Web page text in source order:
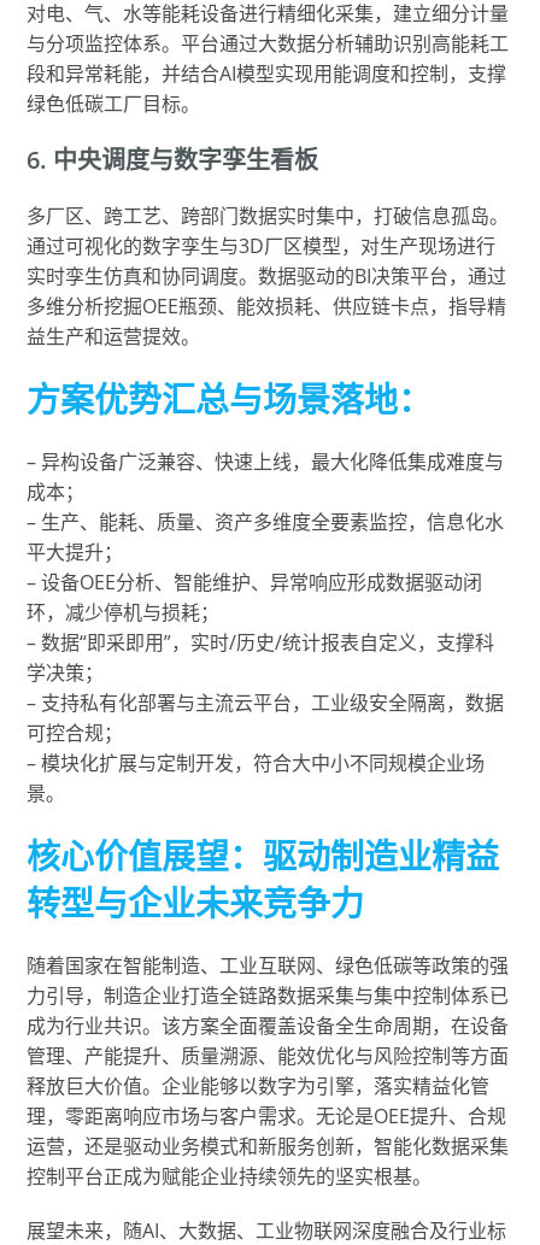
对电、气、水等能耗设备进行精细化采集，建立细分计量
与分项监控体系。平台通过大数据分析辅助识别高能耗工
段和异常耗能，并结合AI模型实现用能调度和控制，支撑
绿色低碳工厂目标。
6. 中央调度与数字孪生看板
多厂区、跨工艺、跨部门数据实时集中，打破信息孤岛。
通过可视化的数字孪生与3D厂区模型，对生产现场进行
实时孪生仿真和协同调度。数据驱动的BI决策平台，通过
多维分析挖掘OEE瓶颈、能效损耗、供应链卡点，指导精
益生产和运营提效。
方案优势汇总与场景落地：
– 异构设备广泛兼容、快速上线，最大化降低集成难度与
成本；
– 生产、能耗、质量、资产多维度全要素监控，信息化水
平大提升；
– 设备OEE分析、智能维护、异常响应形成数据驱动闭
环，减少停机与损耗；
– 数据“即采即用”，实时/历史/统计报表自定义，支撑科
学决策；
– 支持私有化部署与主流云平台，工业级安全隔离，数据
可控合规；
– 模块化扩展与定制开发，符合大中小不同规模企业场
景。
核心价值展望：驱动制造业精益
转型与企业未来竞争力
随着国家在智能制造、工业互联网、绿色低碳等政策的强
力引导，制造企业打造全链路数据采集与集中控制体系已
成为行业共识。该方案全面覆盖设备全生命周期，在设备
管理、产能提升、质量溯源、能效优化与风险控制等方面
释放巨大价值。企业能够以数字为引擎，落实精益化管
理，零距离响应市场与客户需求。无论是OEE提升、合规
运营，还是驱动业务模式和新服务创新，智能化数据采集
控制平台正成为赋能企业持续领先的坚实根基。
展望未来，随AI、大数据、工业物联网深度融合及行业标